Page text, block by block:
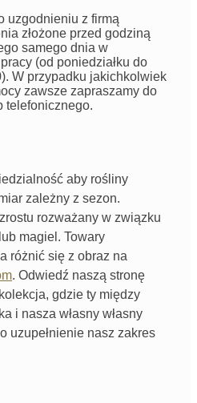
uzgodnieniu z firmą
złożone przed godziną
samego dnia w
(od poniedziałku do
W przypadku jakichkolwiek
zawsze zapraszamy do
telefonicznego.
aby rośliny
zależny z sezon.
rozważany w związku
lub magiel . Towary
różnić się z obraz na
. Odwiedź naszą stronę
kolekcja, gdzie ty między
i nasza własny własny
uzupełnienie nasz zakres